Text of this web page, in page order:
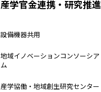
産学官金連携・研究推進
設備機器共用
地域イノベーションコンソーシア
ム
産学協働・地域創生研究センター